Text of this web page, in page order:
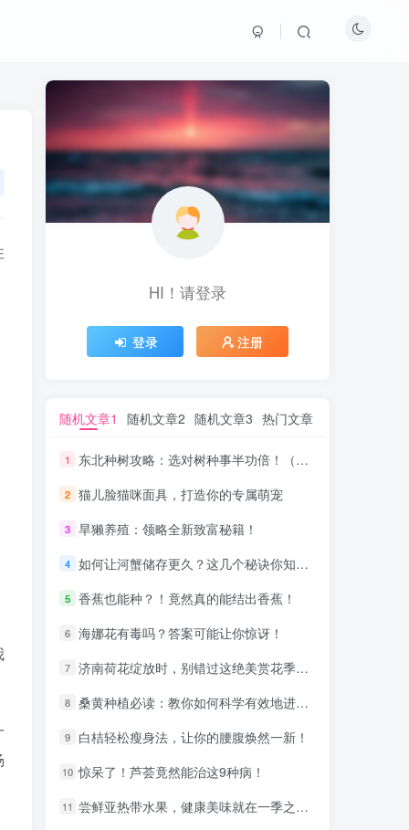
HI！请登录
登录 注册
随机文章1 随机文章2 随机文章3 热门文章
1 东北种树攻略：选对树种事半功倍！（数字序号）
2 猫儿脸猫咪面具，打造你的专属萌宠
3 旱獭养殖：领略全新致富秘籍！
4 如何让河蟹储存更久？这几个秘诀你知道吗？
5 香蕉也能种？！竟然真的能结出香蕉！
6 海娜花有毒吗？答案可能让你惊讶！
7 济南荷花绽放时，别错过这绝美赏花季节！
8 桑黄种植必读：教你如何科学有效地进行桑黄管理
9 白桔轻松瘦身法，让你的腰腹焕然一新！
10 惊呆了！芦荟竟然能治这9种病！
11 尝鲜亚热带水果，健康美味就在一季之间！
HI！请登录
登录 注册
随机文章1 随机文章2 随机文章3 热门文章
1 东北种树攻略：选对树种事半功倍！（数字序号）
2 猫儿脸猫咪面具，打造你的专属萌宠
3 旱獭养殖：领略全新致富秘籍！
4 如何让河蟹储存更久？这几个秘诀你知道吗？
5 香蕉也能种？！竟然真的能结出香蕉！
6 海娜花有毒吗？答案可能让你惊讶！
7 济南荷花绽放时，别错过这绝美赏花季节！
8 桑黄种植必读：教你如何科学有效地进行桑黄管理
9 白桔轻松瘦身法，让你的腰腹焕然一新！
10 惊呆了！芦荟竟然能治这9种病！
11 尝鲜亚热带水果，健康美味就在一季之间！